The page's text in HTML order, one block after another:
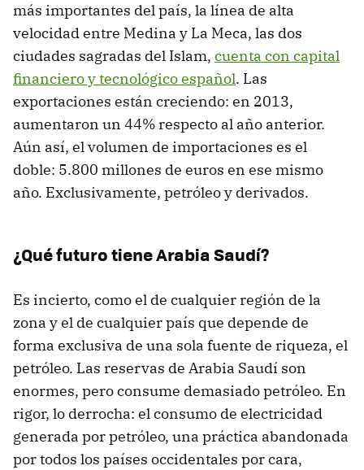
más importantes del país, la línea de alta
velocidad entre Medina y La Meca, las dos
ciudades sagradas del Islam, cuenta con capital
financiero y tecnológico español. Las
exportaciones están creciendo: en 2013,
aumentaron un 44% respecto al año anterior.
Aún así, el volumen de importaciones es el
doble: 5.800 millones de euros en ese mismo
año. Exclusivamente, petróleo y derivados.
¿Qué futuro tiene Arabia Saudí?
Es incierto, como el de cualquier región de la
zona y el de cualquier país que depende de
forma exclusiva de una sola fuente de riqueza, el
petróleo. Las reservas de Arabia Saudí son
enormes, pero consume demasiado petróleo. En
rigor, lo derrocha: el consumo de electricidad
generada por petróleo, una práctica abandonada
por todos los países occidentales por cara,